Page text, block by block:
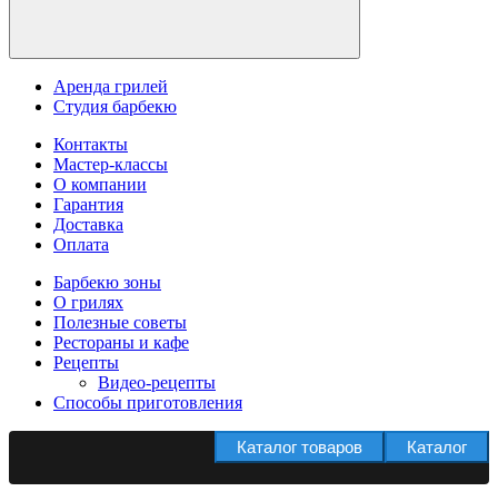
Аренда грилей
Студия барбекю
Контакты
Мастер-классы
О компании
Гарантия
Доставка
Оплата
Барбекю зоны
О грилях
Полезные советы
Рестораны и кафе
Рецепты
Видео-рецепты
Способы приготовления
Каталог
Каталог товаров